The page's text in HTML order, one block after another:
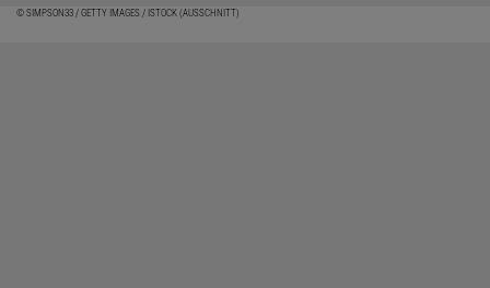
© SIMPSON33 / GETTY IMAGES / ISTOCK (AUSSCHNITT)